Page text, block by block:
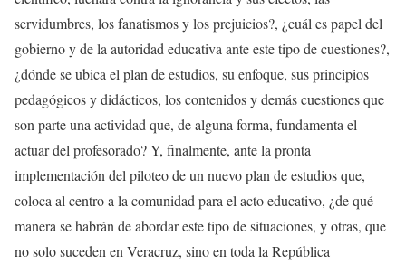
servidumbres, los fanatismos y los prejuicios?, ¿cuál es papel del
gobierno y de la autoridad educativa ante este tipo de cuestiones?,
¿dónde se ubica el plan de estudios, su enfoque, sus principios
pedagógicos y didácticos, los contenidos y demás cuestiones que
son parte una actividad que, de alguna forma, fundamenta el
actuar del profesorado? Y, finalmente, ante la pronta
implementación del piloteo de un nuevo plan de estudios que,
coloca al centro a la comunidad para el acto educativo, ¿de qué
manera se habrán de abordar este tipo de situaciones, y otras, que
no solo suceden en Veracruz, sino en toda la República